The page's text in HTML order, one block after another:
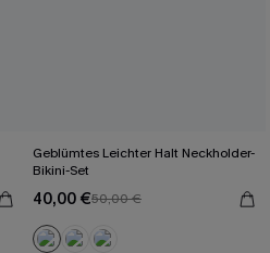
Geblümtes Leichter Halt Neckholder-
Bikini-Set
40,00 €50,00 €